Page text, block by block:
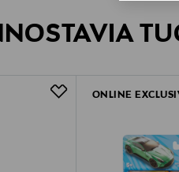
ONLINE